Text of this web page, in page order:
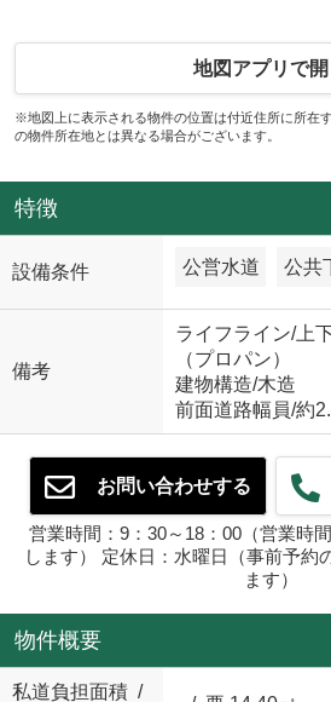
地図アプリで開
※地図上に表示される物件の位置は付近住所に所在
の物件所在地とは異なる場合がございます。
特徴
設備条件 公営水道 公共
備考
ライフライン/上
（プロパン）
建物構造/木造
前面道路幅員/約
お問い合わせする
営業時間：9：30～18：00（営業時
します） 定休日：水曜日（事前予約
ます）
物件概要
私道負担面積 /